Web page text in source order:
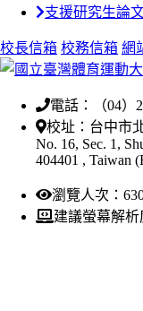
支援研究生論
校長信箱 校務信箱 網
電話：（04）
校址：台中市
No. 16, Sec. 1,
404401 , Taiwan
瀏覽人次：
建議螢幕解析